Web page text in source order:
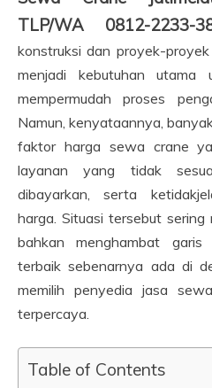
TLP/WA 0812-
konstruksi dan proyek-
menjadi kebutuhan utama
mempermudah proses
Namun, kenyataannya,
faktor harga sewa crane
layanan yang tidak
dibayarkan, serta
harga. Situasi tersebut sering
bahkan menghambat
terbaik sebenarnya ada di
memilih penyedia jasa
terpercaya.
Table of Contents